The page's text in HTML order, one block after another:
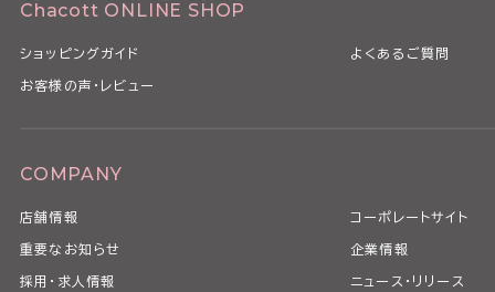
Chacott ONLINE SHOP
ショッピングガイド よくあるご質問
お客様の声・レビュー
COMPANY
店舗情報 コーポレートサイト
重要なお知らせ 企業情報
採用・求人情報 ニュース・リリース